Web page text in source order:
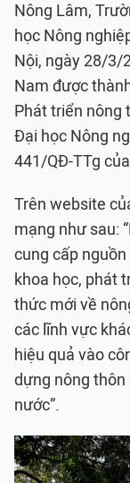
Nông Lâm,
học Nông
Nội, ngày 28/3/
Nam được
Phát triển nông
Đại học Nông
441/QĐ-TTg
Trên website
mạng như sau:
cung cấp
khoa học, phát
thức mới về
các lĩnh vực
hiệu quả vào
dựng nông thôn
nước”.